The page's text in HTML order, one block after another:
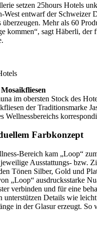
setzen 25hours Hotels
West entwarf der
Mehr als 60
kommen“, sagt Häberli,
im obersten Stock des
der Traditionsmarke
Wellnessbereichs
Farbkonzept
Bereich kam „Loop“
Ausstattungs- bzw.
Tönen Silber, Gold und
„Loop“ ausdrucksstarke
verbinden und für eine
Details wie
in der Glasur erzeugt. So